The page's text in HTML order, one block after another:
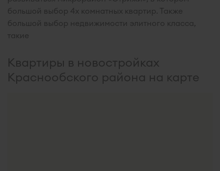
большой выбор 4х комнатных квартир. Также
большой выбор недвижимости элитного класса,
такие
Квартиры в новостройках
Краснообского района на карте